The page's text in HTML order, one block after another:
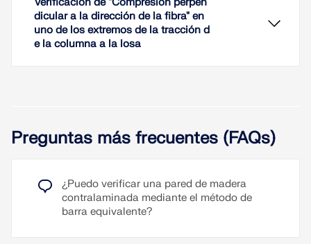
de vigas) según las normas americanas NDS y
SDPWS, así como la norma canadiense CSA O86.
estructuras 3D completas (incluyendo
construcciones híbridas). En el modelado, los
montantes, vigas, revestimiento y conexiones se
vigas y, por tanto, muros y forjados de paneles de
madera según las siguientes normas:
dicular a la dirección de la fibra" en
uno de los extremos de la tracción d
e la columna a la losa
Preguntas más frecuentes (FAQs)
¿Puedo verificar una pared de madera
contralaminada mediante el método de
barra equivalente?